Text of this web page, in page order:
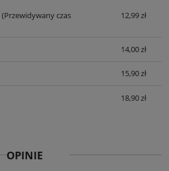
(Przewidywany czas
12,99 zł
14,00 zł
15,90 zł
18,90 zł
OPINIE